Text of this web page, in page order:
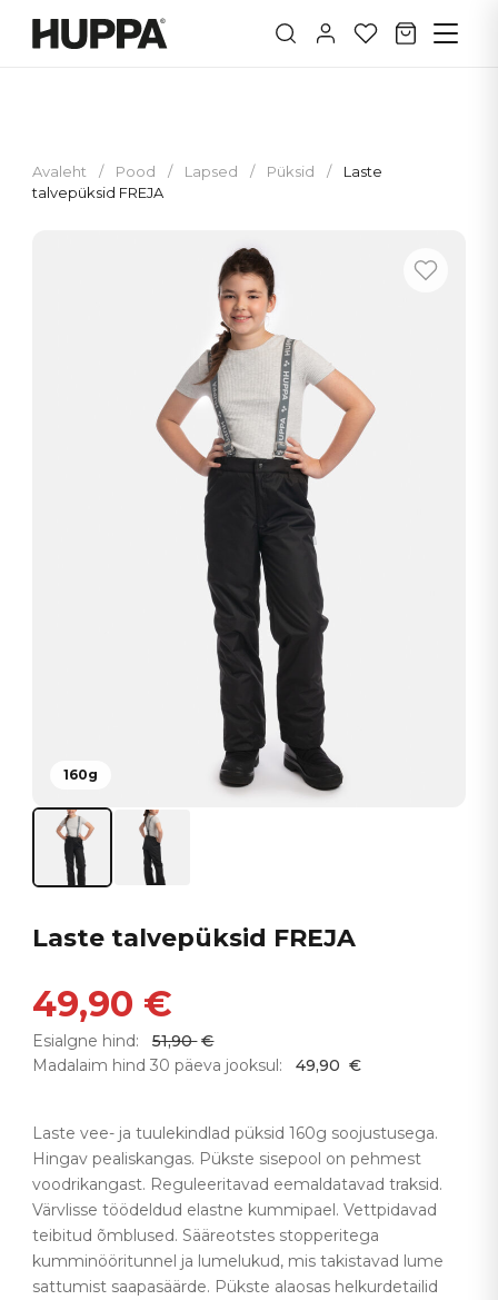
Avaleht / Pood / Lapsed / Püksid /
Laste
talvepüksid FREJA
160g
Laste talvepüksid FREJA
49,90 €
Esialgne hind: 51,90 €
Madalaim hind 30 päeva jooksul:
49,90 €
Laste vee- ja tuulekindlad püksid 160g soojustusega.
Hingav pealiskangas. Pükste sisepool on pehmest
voodrikangast. Reguleeritavad eemaldatavad traksid.
Värvlisse töödeldud elastne kummipael. Vettpidavad
teibitud õmblused. Sääreotstes stopperitega
kumminööritunnel ja lumelukud, mis takistavad lume
sattumist saapasäärde. Pükste alaosas helkurdetailid